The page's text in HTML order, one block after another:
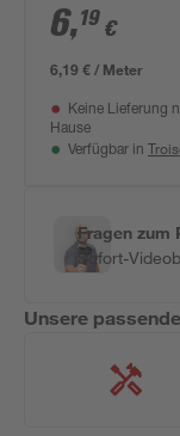
1000 x 300 x
6,19 €
6,19 € / Meter
Keine Lieferung
Hause
Verfügbar in
Fragen zum
Sofort-
Unsere